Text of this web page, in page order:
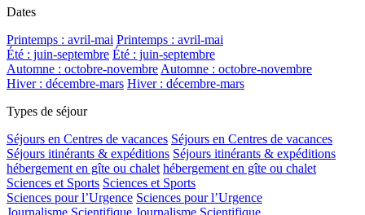
Dates
Printemps : avril-mai Printemps : avril-mai
Été : juin-septembre Été : juin-septembre
Automne : octobre-novembre Automne : octobre-novembre
Hiver : décembre-mars Hiver : décembre-mars
Types de séjour
Séjours en Centres de vacances Séjours en Centres de vacances
Séjours itinérants & expéditions Séjours itinérants & expéditions
hébergement en gîte ou chalet hébergement en gîte ou chalet
Sciences et Sports Sciences et Sports
Sciences pour l’Urgence Sciences pour l’Urgence
Journalisme Scientifique Journalisme Scientifique